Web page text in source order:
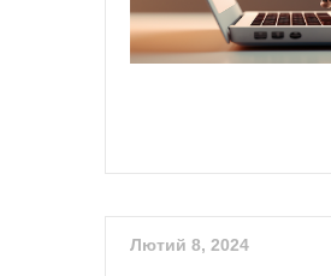
Лютий 8, 2024